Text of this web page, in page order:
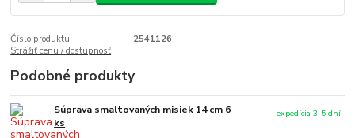
Číslo produktu:
2541126
Strážiť cenu / dostupnosť
Podobné produkty
Súprava smaltovaných misiek 14 cm 6
ks
expedícia 3-5 dní